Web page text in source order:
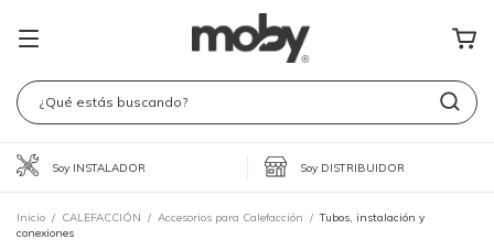
Soy INSTALADOR Soy DISTRIBUIDOR
Inicio / CALEFACCIÓN / Accesorios para Calefacción / Tubos, instalación y
conexiones